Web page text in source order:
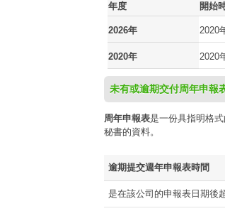
年度 開始
2026年 2020
2020年 2020
未有或逾期交付周年申報
周年申報表是一份具指明格
秘書的資料。
逾期提交週年申報表時間
是在該公司的申報表日期後